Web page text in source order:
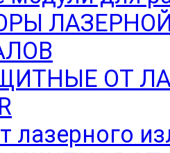
ОТ
лазерного